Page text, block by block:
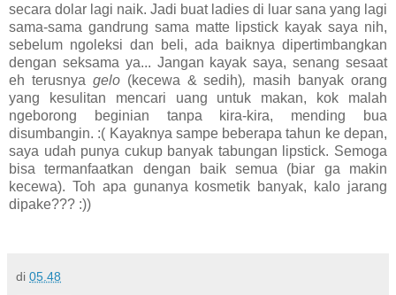
secara dolar lagi naik. Jadi buat ladies di luar sana yang lagi
sama-sama gandrung sama matte lipstick kayak saya nih,
sebelum ngoleksi dan beli, ada baiknya dipertimbangkan
dengan seksama ya... Jangan kayak saya, senang sesaat
eh terusnya gelo (kecewa & sedih), masih banyak orang
yang kesulitan mencari uang untuk makan, kok malah
ngeborong beginian tanpa kira-kira, mending bua
disumbangin. :( Kayaknya sampe beberapa tahun ke depan,
saya udah punya cukup banyak tabungan lipstick. Semoga
bisa termanfaatkan dengan baik semua (biar ga makin
kecewa). Toh apa gunanya kosmetik banyak, kalo jarang
dipake??? :))
di 05.48